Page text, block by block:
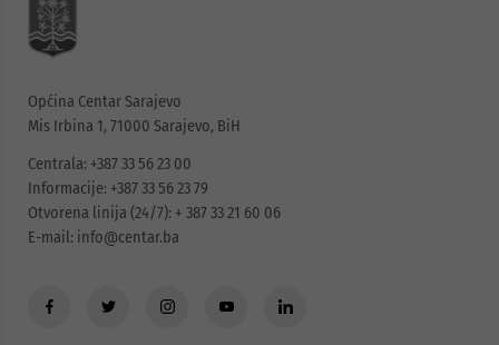
Općina Centar Sarajevo
Mis Irbina 1, 71000 Sarajevo, BiH
Centrala: +387 33 56 23 00
Informacije: +387 33 56 23 79
Otvorena linija (24/7): + 387 33 21 60 06
E-mail: info@centar.ba